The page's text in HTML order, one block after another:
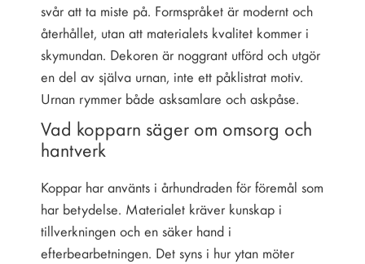
svår att ta miste på. Formspråket är modernt och
återhållet, utan att materialets kvalitet kommer i
skymundan. Dekoren är noggrant utförd och utgör
en del av själva urnan, inte ett påklistrat motiv.
Urnan rymmer både asksamlare och askpåse.
Vad kopparn säger om omsorg och
hantverk
Koppar har använts i århundraden för föremål som
har betydelse. Materialet kräver kunskap i
tillverkningen och en säker hand i
efterbearbetningen. Det syns i hur ytan möter